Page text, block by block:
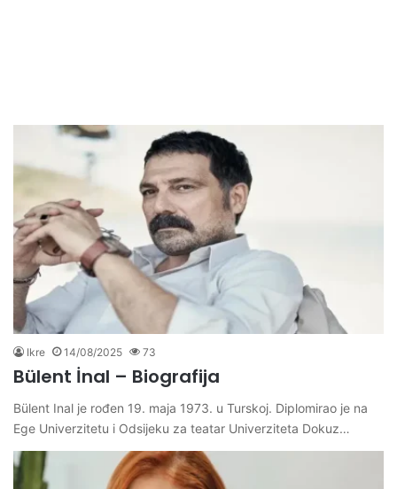
Ikre 14/08/2025 73
Bülent İnal – Biografija
Bülent Inal je rođen 19. maja 1973. u Turskoj. Diplomirao je na
Ege Univerzitetu i Odsijeku za teatar Univerziteta Dokuz…